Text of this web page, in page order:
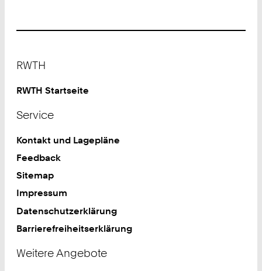
0
4
7
RWTH
RWTH Startseite
Service
Kontakt und Lagepläne
Feedback
Sitemap
Impressum
Datenschutzerklärung
Barrierefreiheitserklärung
Weitere Angebote